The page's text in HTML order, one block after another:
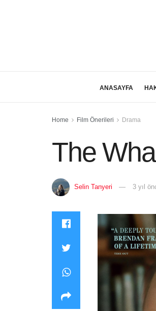
ANASAYFA
Home Film Önerileri Drama
The
Selin Tanyeri 3 yıl